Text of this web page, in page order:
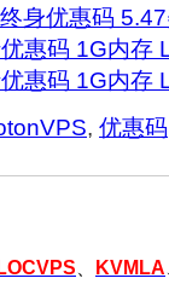
身优惠码
惠码 1G内存
惠码 1G内存
, 优惠码
KVMLA